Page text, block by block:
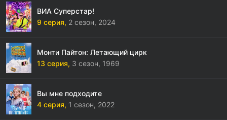
ВИА Суперстар!
9 серия, 2 сезон, 2024
Монти Пайтон: Летающий цирк
13 серия, 3 сезон, 1969
Вы мне подходите
4 серия, 1 сезон, 2022